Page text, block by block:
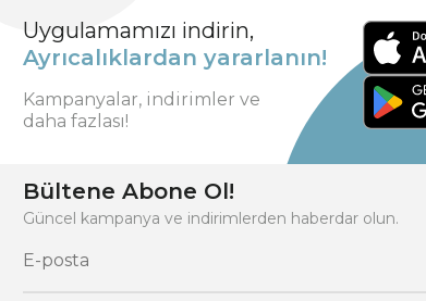
Uygulamamızı indirin,
Ayrıcalıklardan yararlanın!
Kampanyalar, indirimler ve
daha fazlası!
Bültene Abone Ol!
Güncel kampanya ve indirimlerden haberdar olun.